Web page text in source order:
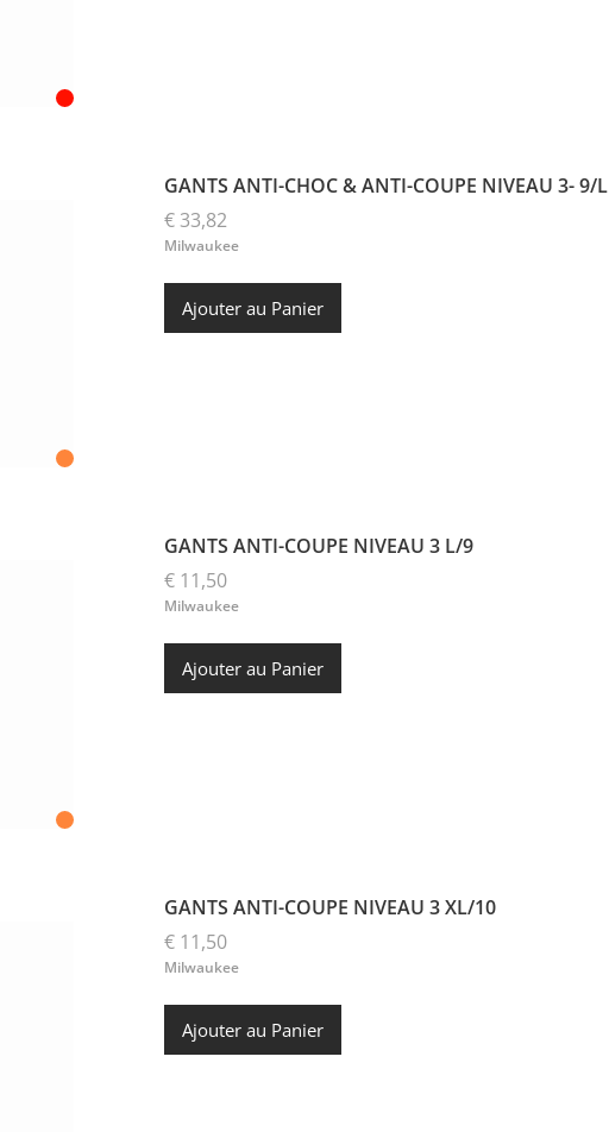
GANTS ANTI-CHOC & ANTI-COUPE NIVEAU 3- 9/L
€ 33,82
Milwaukee
Ajouter au Panier
GANTS ANTI-COUPE NIVEAU 3 L/9
€ 11,50
Milwaukee
Ajouter au Panier
GANTS ANTI-COUPE NIVEAU 3 XL/10
€ 11,50
Milwaukee
Ajouter au Panier